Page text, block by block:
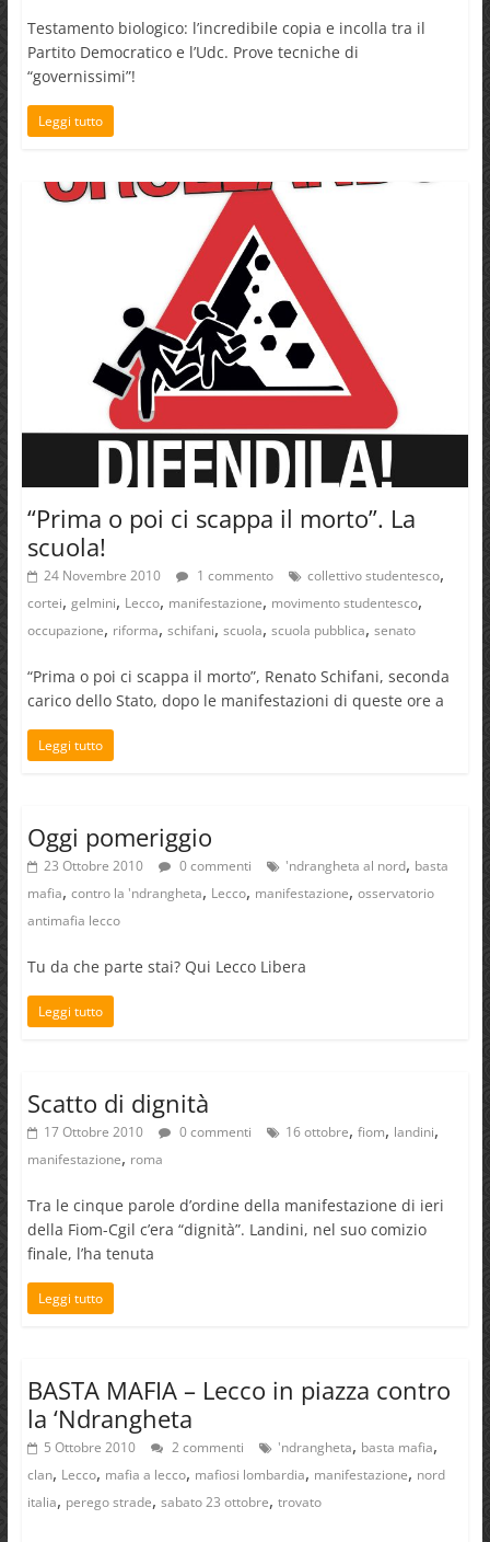
Testamento biologico: l’incredibile copia e incolla tra il
Partito Democratico e l’Udc. Prove tecniche di
“governissimi”!
Leggi tutto
“Prima o poi ci scappa il morto”. La
scuola!
24 Novembre 2010 1 commento collettivo studentesco,
cortei, gelmini, Lecco, manifestazione, movimento studentesco,
occupazione, riforma, schifani, scuola, scuola pubblica, senato
“Prima o poi ci scappa il morto”, Renato Schifani, seconda
carico dello Stato, dopo le manifestazioni di queste ore a
Leggi tutto
Oggi pomeriggio
23 Ottobre 2010 0 commenti 'ndrangheta al nord, basta
mafia, contro la 'ndrangheta, Lecco, manifestazione, osservatorio
antimafia lecco
Tu da che parte stai? Qui Lecco Libera
Leggi tutto
Scatto di dignità
17 Ottobre 2010 0 commenti 16 ottobre, fiom, landini,
manifestazione, roma
Tra le cinque parole d’ordine della manifestazione di ieri
della Fiom-Cgil c’era “dignità”. Landini, nel suo comizio
finale, l’ha tenuta
Leggi tutto
BASTA MAFIA – Lecco in piazza contro
la ‘Ndrangheta
5 Ottobre 2010 2 commenti 'ndrangheta, basta mafia,
clan, Lecco, mafia a lecco, mafiosi lombardia, manifestazione, nord
italia, perego strade, sabato 23 ottobre, trovato